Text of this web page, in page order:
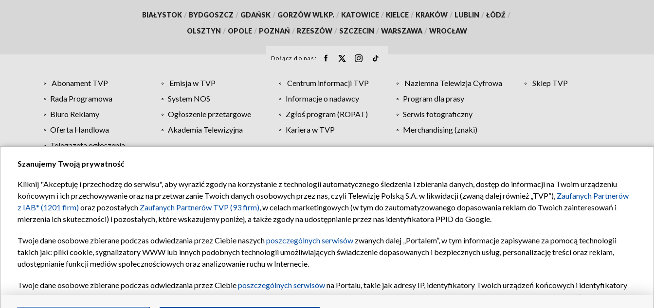
BIAŁYSTOK / BYDGOSZCZ / GDAŃSK / GORZÓW WLKP. / KATOWICE / KIELCE / KRAKÓW / LUBLIN / ŁÓDŹ /
OLSZTYN / OPOLE / POZNAŃ / RZESZÓW / SZCZECIN / WARSZAWA / WROCŁAW
Dołącz do nas:
Abonament TVP Emisja w TVP Centrum informacji TVP Naziemna Telewizja Cyfrowa
Sklep TVP
Rada Programowa
System NOS Informacje o nadawcy
Program dla prasy
Biuro Reklamy
Ogłoszenie przetargowe Zgłoś program (ROPAT)
Serwis fotograficzny
Oferta Handlowa
Akademia Telewizyjna Kariera w TVP
Merchandising (znaki)
Telegazeta ogłoszenia
Regulamin TVP Polityka prywatności Moje zgody Pomoc Biuro reklamy Kontakt
Szanujemy Twoją prywatność
Kliknij "Akceptuję i przechodzę do serwisu", aby wyrazić zgody na korzystanie z technologii automatycznego śledzenia i zbierania danych, dostęp do informacji na Twoim urządzeniu
końcowym i ich przechowywanie oraz na przetwarzanie Twoich danych osobowych przez nas, czyli Telewizję Polską S.A. w likwidacji (zwaną dalej również „TVP”), Zaufanych Partnerów
z IAB* (1201 firm)oraz pozostałych Zaufanych Partnerów TVP (93 firm), w celach marketingowych (w tym do zautomatyzowanego dopasowania reklam do Twoich zainteresowań i
mierzenia ich skuteczności) i pozostałych, które wskazujemy poniżej, a także zgody na udostępnianie przez nas identyfikatora PPID do Google.
Twoje dane osobowe zbierane podczas odwiedzania przez Ciebie naszychposzczególnych serwisów zwanych dalej „Portalem”, w tym informacje zapisywane za pomocą technologii
takich jak: pliki cookie, sygnalizatory WWW lub innych podobnych technologii umożliwiających świadczenie dopasowanych i bezpiecznych usług, personalizację treści oraz reklam,
udostępnianie funkcji mediów społecznościowych oraz analizowanie ruchu w Internecie.
Twoje dane osobowe zbierane podczas odwiedzania przez Ciebieposzczególnych serwisówna Portalu, takie jak adresy IP, identyfikatory Twoich urządzeń końcowych i identyfikatory
oraz pozostałych